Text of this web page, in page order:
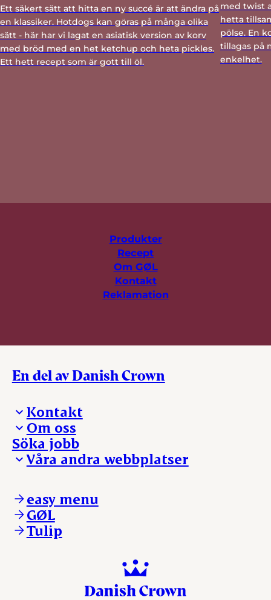
Ett säkert sätt att hitta en ny succé är att ändra på
en klassiker. Hotdogs kan göras på många olika
sätt - här har vi lagat en asiatisk version av korv
med bröd med en het ketchup och heta pickles.
Ett hett recept som är gott till öl.
med twist
hetta
pölse. En
tillagas på
enkelhet.
Produkter
Recept
Om GØL
Kontakt
Reklamation
En del av Danish Crown
Kontakt
Presskontakt – För dig som är journalist
Reklamation
Visselblåsning
Om oss
Vi tar ledningen
Våra ställen
Söka jobb
Våra andra webbplatser
ESS-FOOD.com
KLS.se
nordicspoor.com
easy menu
GØL
Tulip